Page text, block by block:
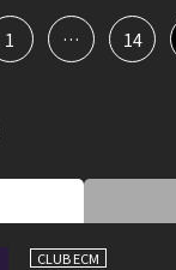
1 … 14
CLUB ECM